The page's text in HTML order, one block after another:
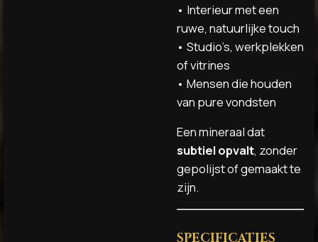
• Interieur met een
ruwe, natuurlijke touch
• Studio’s, werkplekken
of vitrines
• Mensen die houden
van pure vondsten
Een mineraal dat
subtiel opvalt, zonder
gepolijst of gemaakt te
zijn.
SPECIFICATIES